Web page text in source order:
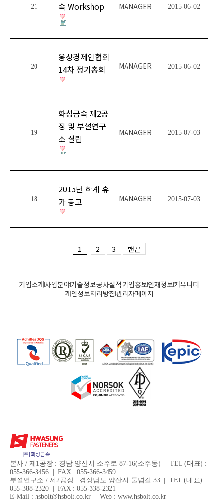
21
속 Workshop
MANAGER 2015-06-02
20
웅상경제인협회
14차 정기총회
MANAGER 2015-06-02
19
화성금속 제2공
장 및 부설연구
소 설립
MANAGER 2015-07-03
18
2015년 하계 휴
가 공고
MANAGER 2015-07-03
1 2 3 맨끝
기업소개사업분야기술정보공사실적 기업홍보인재정보커뮤니티
개인정보처리방침관리자페이지
본사 / 제1공장 : 경남 양산시 소주로 87-16(소주동) | TEL (대표) :
055-366-3456 | FAX : 055-366-3459
부설연구소 / 제2공장 : 경상남도 양산시 둘넘길 33 | TEL (대표) :
055-388-2320 | FAX : 055-338-2321
E-Mail : hsbolt@hsbolt.co.kr | Web : www.hsbolt.co.kr